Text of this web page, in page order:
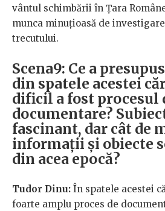
vântul schimbării în Țara
munca minuțioasă de
trecutului.
Scena9: Ce a
din spatele acestei
dificil a fost procesul
documentare?
fascinant, dar cât de
informații și obiecte
din acea epocă?
Tudor Dinu: În spatele acestei
foarte amplu proces de